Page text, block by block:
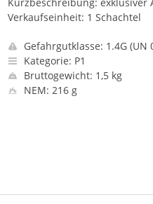
Verkaufseinheit: 1 Schachtel
Gefahrgutklasse: 1.4G (UN
Kategorie: P1
Bruttogewicht: 1,5 kg
NEM: 216 g